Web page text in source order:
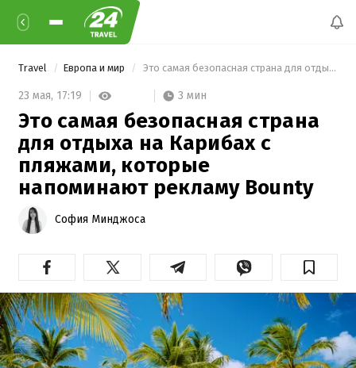
Travel Европа и мир Это самая безопасная страна для отдыха на Карибах с пляжами, которые напоминают рекламу Bounty
23 мая, 17:19 3 мин
Это самая безопасная страна
для отдыха на Карибах с
пляжами, которые
напоминают рекламу Bounty
София Минджоса